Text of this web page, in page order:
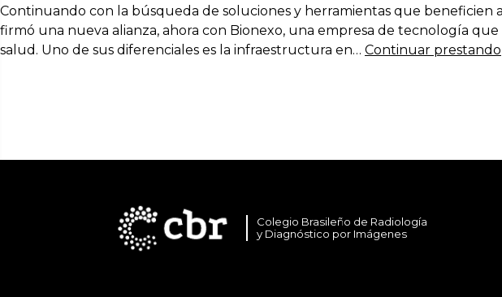
Continuando con la búsqueda de soluciones y herramientas que beneficien
firmó una nueva alianza, ahora con Bionexo, una empresa de tecnología
salud. Uno de sus diferenciales es la infraestructura en… Continuar prestando
Colegio Brasileño de Radiología
y Diagnóstico por Imágenes